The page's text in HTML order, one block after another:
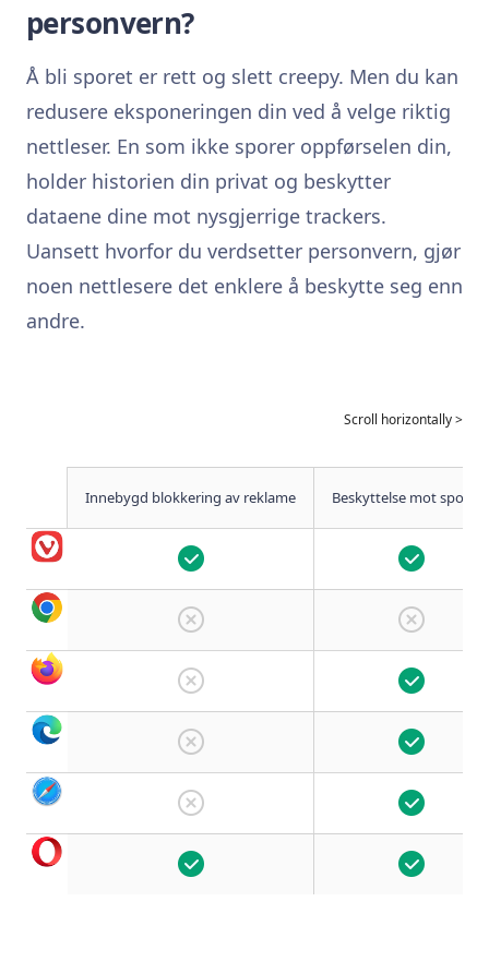
personvern?
Å bli sporet er rett og slett creepy. Men du kan
redusere eksponeringen din ved å velge riktig
nettleser. En som ikke sporer oppførselen din,
holder historien din privat og beskytter
dataene dine mot nysgjerrige trackers.
Uansett hvorfor du verdsetter personvern, gjør
noen nettlesere det enklere å beskytte seg enn
andre.
Innebygd blokkering av reklame Beskyttelse mot sporing